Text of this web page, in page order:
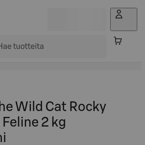
Wild Cat Rocky
2 kg